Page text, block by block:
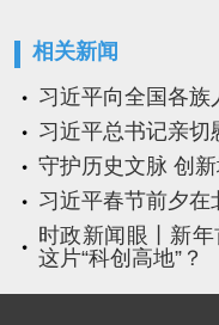
相关新闻
习近平向全国各族
习近平总书记亲切
守护历史文脉 创
习近平春节前夕在
时政新闻眼丨新
这片“科创高地”？